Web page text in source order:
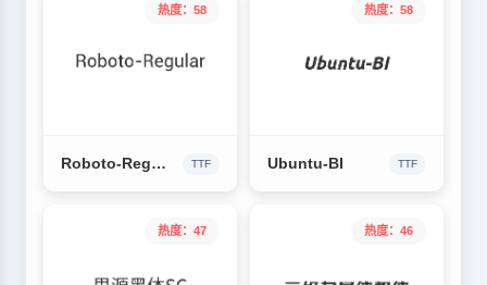
热度：58
Roboto-Regular TTF
热度：58
Ubuntu-BI TTF
热度：47 热度：46